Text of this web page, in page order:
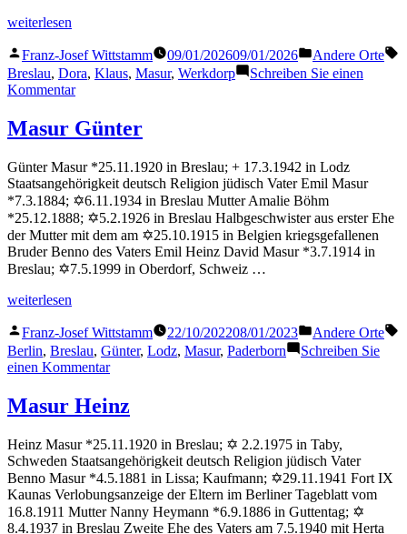
„Masur
weiterlesen
Veröffentlicht
von
Franz-Josef Wittstamm 09/01/202609/01/2026
Veröffentlicht
in
Andere Orte
Breslau, Dora, Klaus, Masur, Werkdorp
Schreiben Sie einen
Kommentarzu
Klaus
Masur Günter
Günter Masur *25.11.1920 in Breslau; + 17.3.1942 in Lodz
Staatsangehörigkeit deutsch Religion jüdisch Vater Emil Masur
*7.3.1884; ✡6.11.1934 in Breslau Mutter Amalie Böhm
*25.12.1888; ✡5.2.1926 in Breslau Halbgeschwister aus erster Ehe
der Mutter mit dem am ✡25.10.1915 in Belgien kriegsgefallenen
Bruder Benno des Vaters Emil Heinz David Masur *3.7.1914 in
Breslau; ✡7.5.1999 in Oberdorf, Schweiz …
„Masur
weiterlesen
Veröffentlicht
von
Franz-Josef Wittstamm 22/10/202208/01/2023
Veröffentlicht
in
Andere Orte
Berlin, Breslau, Günter, Lodz, Masur, Paderborn
Schreiben Sie
einen Kommentarzu
Masur Heinz
Heinz Masur *25.11.1920 in Breslau; ✡ 2.2.1975 in Taby,
Schweden Staatsangehörigkeit deutsch Religion jüdisch Vater
Benno Masur *4.5.1881 in Lissa; Kaufmann; ✡29.11.1941 Fort IX
Kaunas Verlobungsanzeige der Eltern im Berliner Tageblatt vom
16.8.1911 Mutter Nanny Heymann *6.9.1886 in Guttentag; ✡
8.4.1937 in Breslau Zweite Ehe des Vaters am 7.5.1940 mit Herta